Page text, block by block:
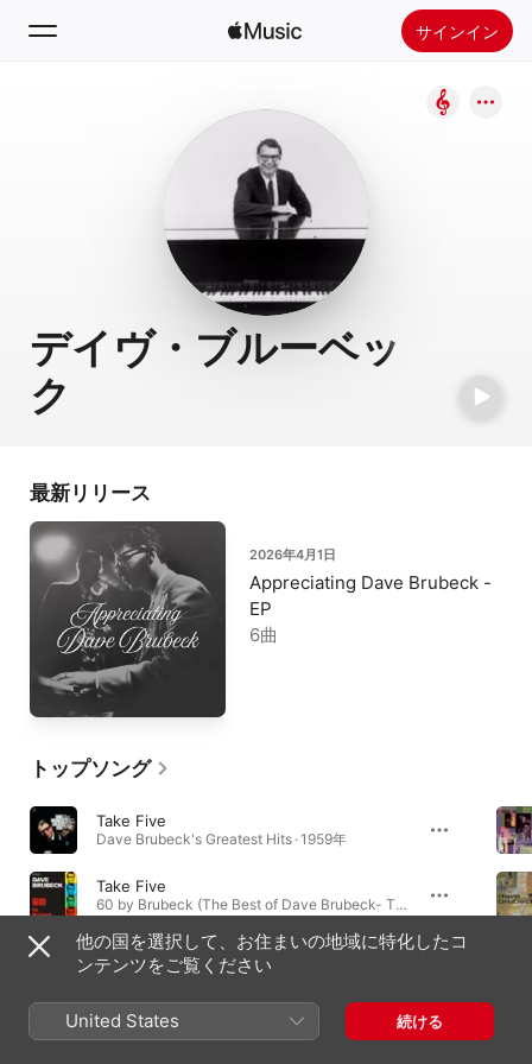
サインイン
デイヴ・ブルーベッ
ク
最新リリース
2026年4月1日
Appreciating Dave Brubeck -
EP
6曲
トップソング
Take Five
Dave Brubeck's Greatest Hits · 1959年
Take Five
60 by Brubeck (The Best of Dave Brubeck- The Fifties) · 2012年
Stardust
1975 - The Duets · 1975年
他の国を選択して、お住まいの地域に特化したコ
ンテンツをご覧ください
United States 続ける